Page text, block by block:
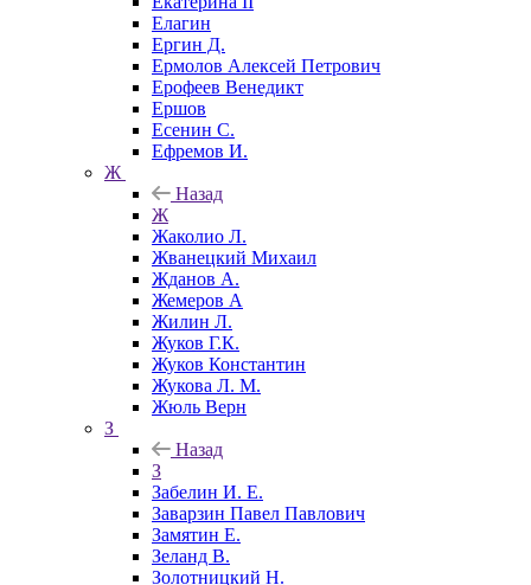
Елагин
Ергин Д.
Ермолов Алексей Петрович
Ерофеев Венедикт
Ершов
Есенин С.
Ефремов И.
Ж
Назад
Ж
Жаколио Л.
Жванецкий Михаил
Жданов А.
Жемеров А
Жилин Л.
Жуков Г.К.
Жуков Константин
Жукова Л. М.
Жюль Верн
З
Назад
З
Забелин И. Е.
Заварзин Павел Павлович
Замятин Е.
Зеланд В.
Золотницкий Н.